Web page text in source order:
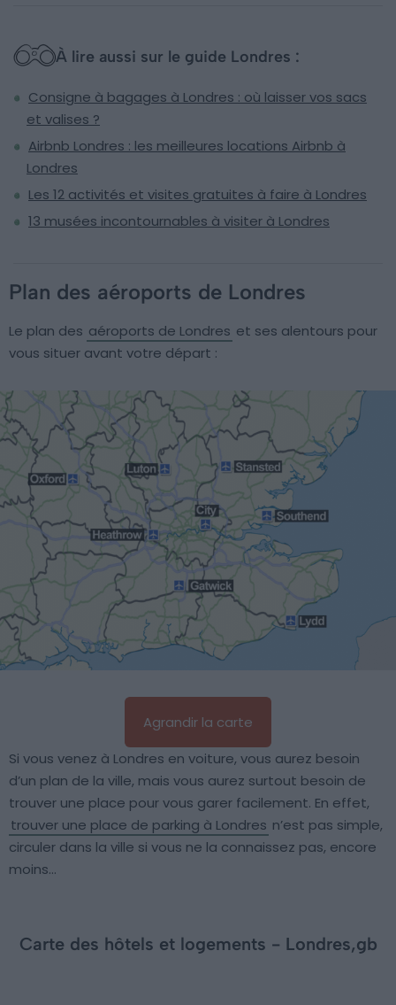
À lire aussi sur le guide Londres :
Consigne à bagages à Londres : où laisser vos sacs
et valises ?
Airbnb Londres : les meilleures locations Airbnb à
Londres
Les 12 activités et visites gratuites à faire à Londres
13 musées incontournables à visiter à Londres
Plan des aéroports de Londres
Le plan des aéroports de Londres et ses alentours pour
vous situer avant votre départ :
Agrandir la carte
Si vous venez à Londres en voiture, vous aurez besoin
d’un plan de la ville, mais vous aurez surtout besoin de
trouver une place pour vous garer facilement. En effet,
trouver une place de parking à Londres n’est pas simple,
circuler dans la ville si vous ne la connaissez pas, encore
moins…
Carte des hôtels et logements - Londres,gb